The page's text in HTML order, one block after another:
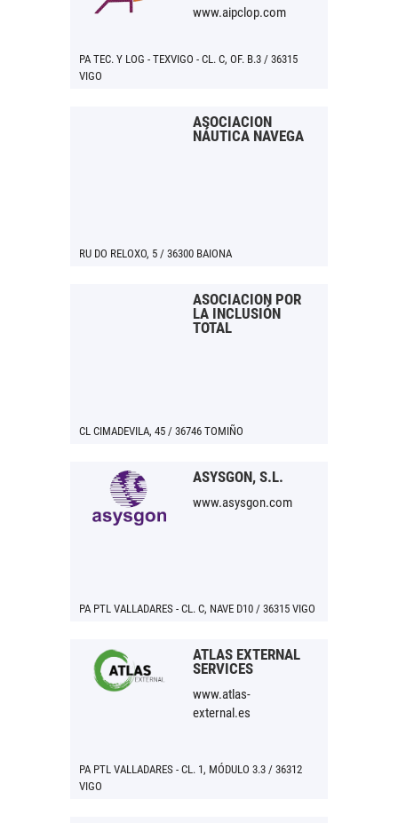
www.aipclop.com
PA TEC. Y LOG - TEXVIGO - CL. C, OF. B.3 / 36315
VIGO
ASOCIACIÓN
NÁUTICA NAVEGA
RU DO RELOXO, 5 / 36300 BAIONA
ASOCIACIÓN POR
LA INCLUSIÓN
TOTAL
CL CIMADEVILA, 45 / 36746 TOMIÑO
ASYSGON, S.L.
www.asysgon.com
PA PTL VALLADARES - CL. C, NAVE D10 / 36315 VIGO
ATLAS EXTERNAL
SERVICES
www.atlas-
external.es
PA PTL VALLADARES - CL. 1, MÓDULO 3.3 / 36312
VIGO